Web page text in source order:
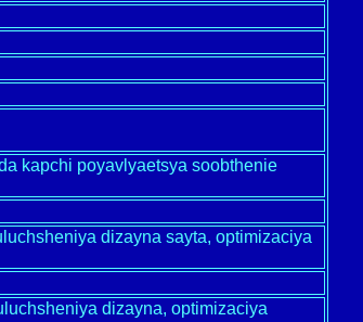
kapchi poyavlyaetsya soobthenie
dizayna sayta, optimizaciya
dizayna, optimizaciya